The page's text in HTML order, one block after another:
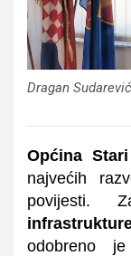
Dragan
Općina
najvećih
povijesti.
odobreno